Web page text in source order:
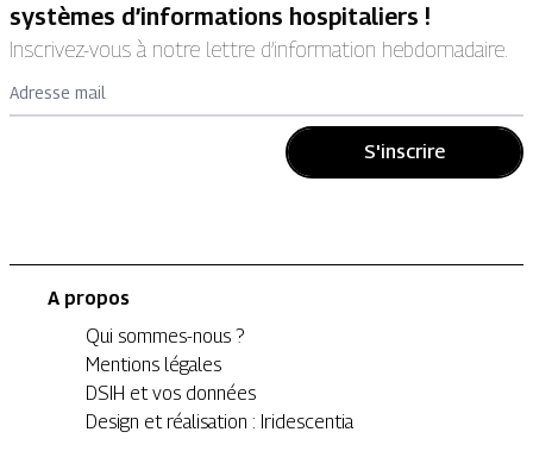
systèmes d’informations hospitaliers !
Inscrivez-vous à notre lettre d’information hebdomadaire.
Adresse mail
S'inscrire
A propos
Qui sommes-nous ?
Mentions légales
DSIH et vos données
Design et réalisation : Iridescentia